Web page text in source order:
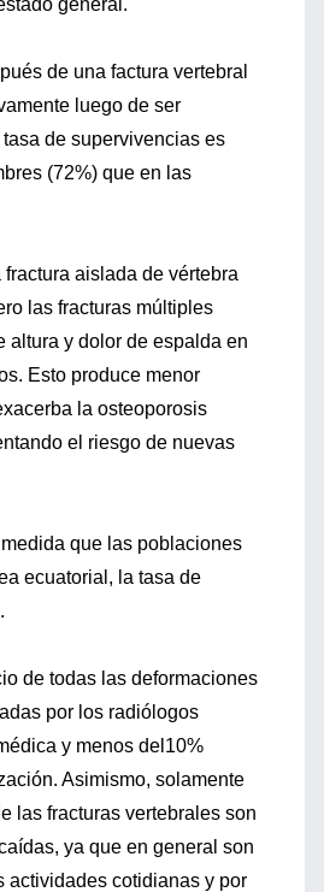
general.
de una factura vertebral
luego de ser
de supervivencias es
(72%) que en las
aislada de vértebra
las fracturas múltiples
altura y dolor de espalda en
Esto produce menor
la osteoporosis
el riesgo de nuevas
que las poblaciones
ecuatorial, la tasa de
de todas las deformaciones
por los radiólogos
y menos del10%
Asimismo, solamente
las fracturas vertebrales son
ya que en general son
actividades cotidianas y por